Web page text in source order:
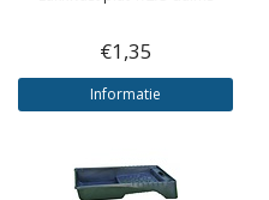
€1,35
Informatie